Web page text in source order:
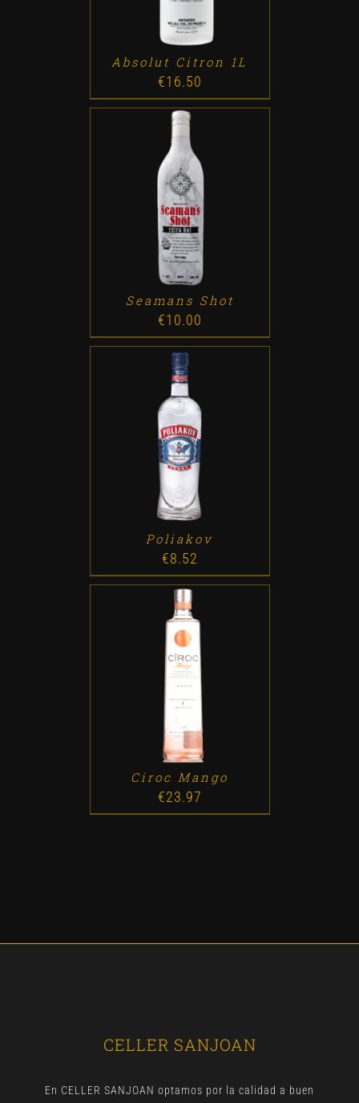
Absolut Citron 1L
€16.50
/ DETALLES
Seamans Shot
€10.00
ADD TO CART /
Poliakov
€8.52
ADD TO CART /
Ciroc Mango
€23.97
CELLER SANJOAN
En CELLER SANJOAN optamos por la calidad a buen